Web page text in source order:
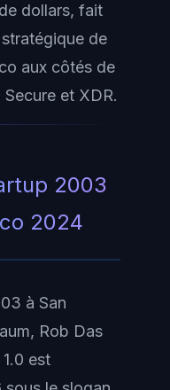
dollars, fait
de
aux côtés de
et XDR.
2003
2024
à San
Rob Das
est